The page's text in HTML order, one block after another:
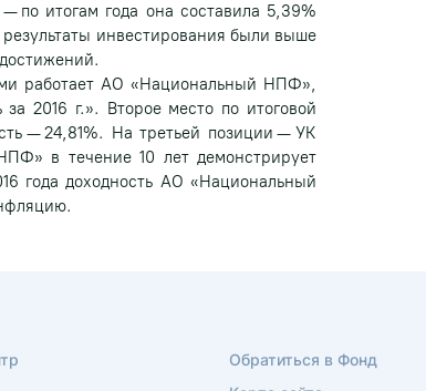
по итогам года она составила 5,39%
результаты инвестирования были выше
работает АО «Национальный НПФ»,
2016 г.». Второе место по итоговой
— 24,81%. На третьей позиции — УК
в течение 10 лет демонстрирует
года доходность АО «Национальный
Обратиться в Фонд